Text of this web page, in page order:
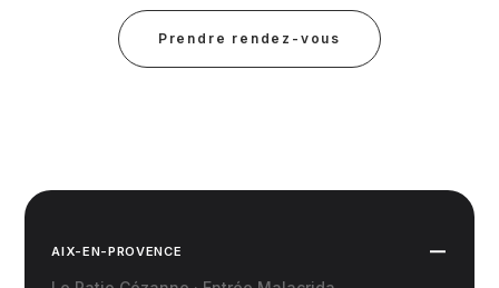
Prendre rendez-vous
AIX-EN-PROVENCE